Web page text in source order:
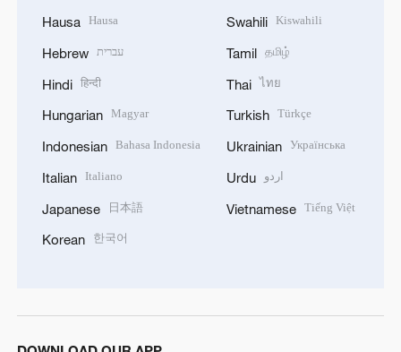
Hausa Hausa
Hebrew עברית
Hindi हिन्दी
Hungarian Magyar
Indonesian Bahasa Indonesia
Italian Italiano
Japanese 日本語
Korean 한국어
Swahili Kiswahili
Tamil தமிழ்
Thai ไทย
Turkish Türkçe
Ukrainian Українська
Urdu اردو
Vietnamese Tiếng Việt